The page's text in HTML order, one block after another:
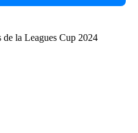
de la Leagues Cup 2024